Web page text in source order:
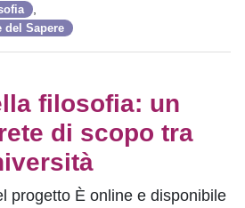
del Sapere
filosofia: un
di scopo tra
progetto È online e disponibile